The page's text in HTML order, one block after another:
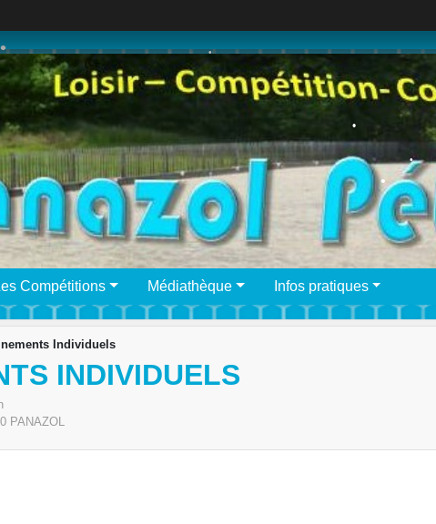
Compétitions Médiathèque Infos pratiques
Individuels
INDIVIDUELS
PANAZOL
•
• •
•
•